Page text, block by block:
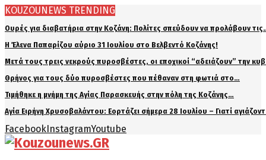
KOUZOUNEWS TRENDING
Ουρές για διαβατήρια στην Κοζάνη: Πολίτες σπεύδουν να προλάβουν
Η Έλενα Παπαρίζου αύριο 31 Ιουλίου στο Βελβεντό Κοζάνης!
Μετά τους τρεις νεκρούς πυροσβέστες, οι εποχικοί “αδειάζουν” την
Θρήνος για τους δύο πυροσβέστες που πέθαναν στη φωτιά στο…
Τιμήθηκε η μνήμη της Αγίας Παρασκευής στην πόλη της Κοζάνης…
Αγία Ειρήνη Χρυσοβαλάντου: Εορτάζει σήμερα 28 Ιουλίου – Γιατί
FacebookInstagramYoutube